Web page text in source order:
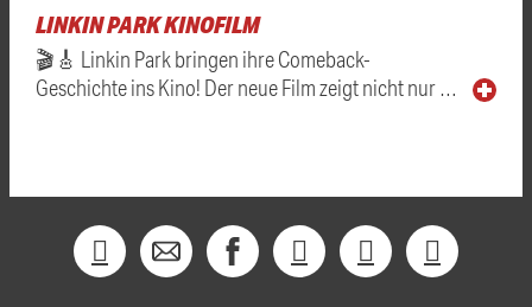
LINKIN PARK KINOFILM
🎬🎸 Linkin Park bringen ihre Comeback-
Geschichte ins Kino! Der neue Film zeigt nicht nur …